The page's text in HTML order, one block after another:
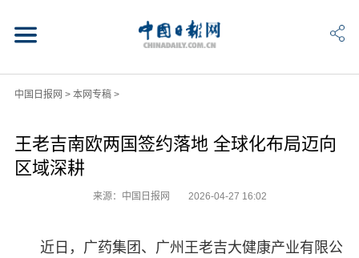
中国日报网 > 本网专稿>
王老吉南欧两国签约落地 全球化布局迈向
区域深耕
来源：中国日报网 2026-04-27 16:02
近日，广药集团、广州王老吉大健康产业有限公